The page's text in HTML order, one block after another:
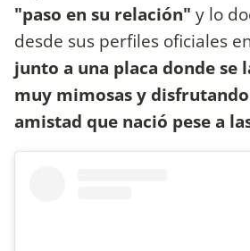
"paso en su relación" y lo
desde sus perfiles oficiales
junto a una placa donde se
muy mimosas y
amistad que nació pese a